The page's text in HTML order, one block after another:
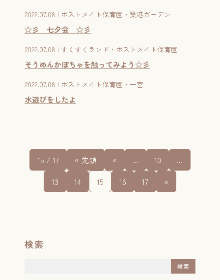
2022.07.08 | ポストメイト保育園・築港ガーデン
☆彡 七夕会 ☆彡
2022.07.08 | すくすくランド・ポストメイト保育園
そうめんかぼちゃを触ってみよう☆彡
2022.07.08 | ポストメイト保育園・一宮
水遊びをしたよ
15 / 17 « 先頭 « ... 10
...
13
14 15 16 17 »
検索